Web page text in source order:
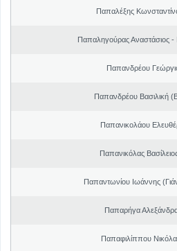
Παπαλέξης
Παπαληγούρας Αναστάσιος -
Παπανδρέου
Παπανδρέου Βασιλική
Παπανικολάου
Παπανικόλας
Παπαντωνίου Ιωάννης
Παπαρήγα
Παπαφιλίππου